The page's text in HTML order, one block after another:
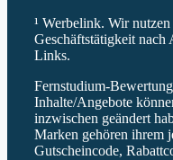
¹ Werbelink. Wir
Geschäftstätigkeit
Links.
Fernstudium-
Inhalte/Angebote
inzwischen geändert
Marken gehören ihrem
Gutscheincode,